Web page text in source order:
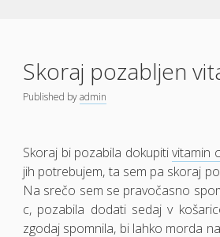
Skoraj pozabljen
Published byadmin
Skoraj bi pozabila dokupitivitamin
jih potrebujem, ta sem pa skoraj
Na srečo sem se pravočasno
c, pozabila dodati sedaj v
zgodaj spomnila, bi lahko morda